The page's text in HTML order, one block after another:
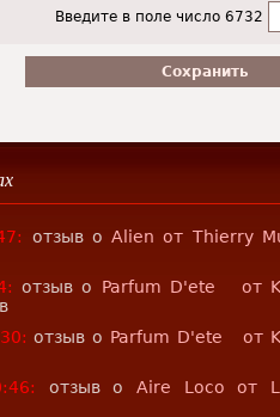
Введите в поле число 6732
отзыв оAlien от Thierry
отзыв о Parfum D'ete от
отзыв о Parfum D'ete от
отзыв оAire Loco от